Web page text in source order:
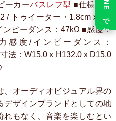
ーカーバスレフ型 ■仕様ユニ
/ トゥイーター・1.8cm x 1■
ンピーダンス：47kΩ ■感度：
感度/インピーダンス：
法：W15.0 x H132.0 x D15.0
、オーディオビジュアル界の
デザインブランドとしての地
れもなく、音楽を楽しむとい
LINE で相談